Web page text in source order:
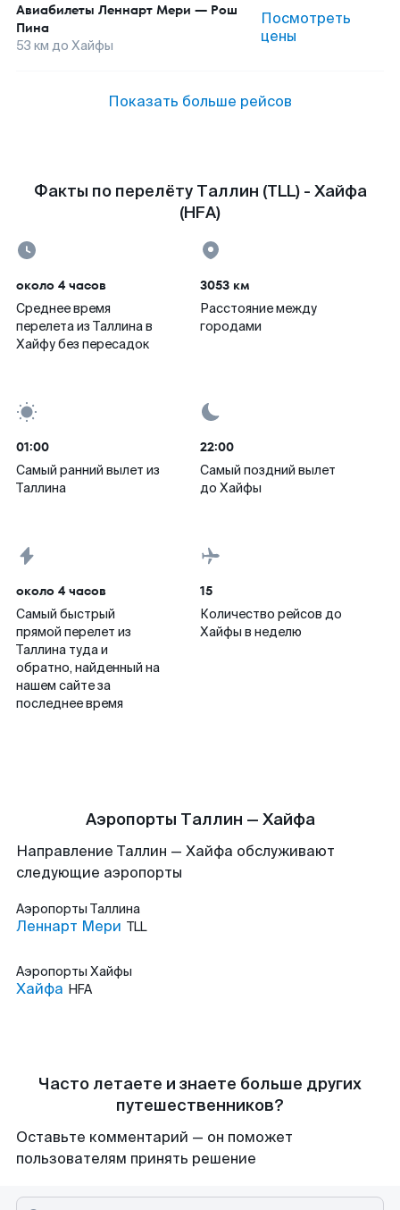
Авиабилеты Леннарт Мери — Рош
Пина
53 км до Хайфы
Посмотреть
цены
Показать больше рейсов
Факты по перелёту Таллин (TLL) - Хайфа
(HFA)
около 4 часов
Среднее время
перелета из Таллина в
Хайфу без пересадок
3053 км
Расстояние между
городами
01:00
Самый ранний вылет из
Таллина
22:00
Самый поздний вылет
до Хайфы
около 4 часов
Самый быстрый
прямой перелет из
Таллина туда и
обратно, найденный на
нашем сайте за
последнее время
15
Количество рейсов до
Хайфы в неделю
Аэропорты Таллин — Хайфа
Направление Таллин — Хайфа обслуживают
следующие аэропорты
Аэропорты Таллина
Леннарт Мери TLL
Аэропорты Хайфы
Хайфа HFA
Часто летаете и знаете больше других
путешественников?
Оставьте комментарий — он поможет
пользователям принять решение